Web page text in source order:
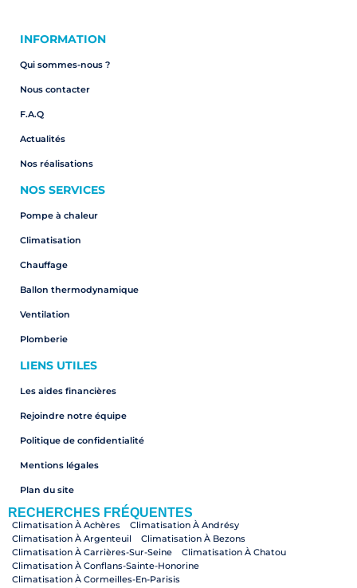
INFORMATION
Qui sommes-nous ?
Nous contacter
F.A.Q
Actualités
Nos réalisations
NOS SERVICES
Pompe à chaleur
Climatisation
Chauffage
Ballon thermodynamique
Ventilation
Plomberie
LIENS UTILES
Les aides financières
Rejoindre notre équipe
Politique de confidentialité
Mentions légales
Plan du site
RECHERCHES FRÉQUENTES
Climatisation À Achères
Climatisation À Andrésy
Climatisation À Argenteuil
Climatisation À Bezons
Climatisation À Carrières-Sur-Seine
Climatisation À Chatou
Climatisation À Conflans-Sainte-Honorine
Climatisation À Cormeilles-En-Parisis